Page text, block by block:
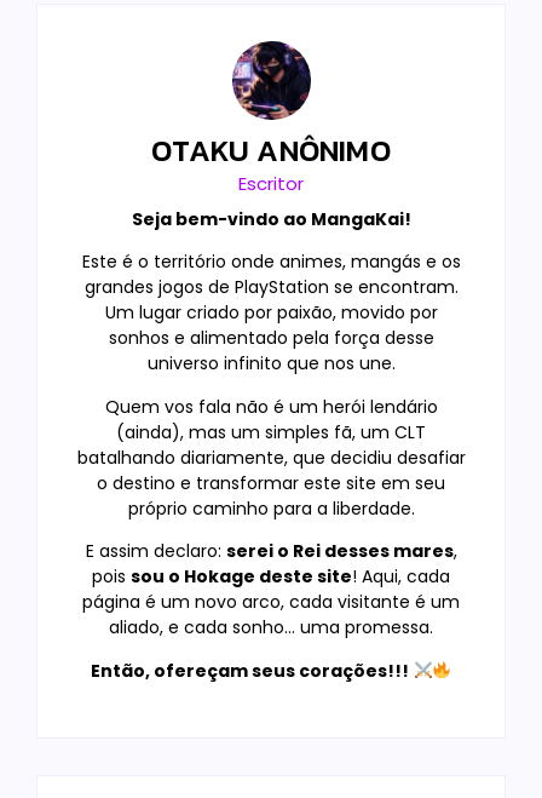
OTAKU ANÔNIMO
Escritor
Seja bem-vindo ao MangaKai!
Este é o território onde animes, mangás e os
grandes jogos de PlayStation se encontram.
Um lugar criado por paixão, movido por
sonhos e alimentado pela força desse
universo infinito que nos une.
Quem vos fala não é um herói lendário
(ainda), mas um simples fã, um CLT
batalhando diariamente, que decidiu desafiar
o destino e transformar este site em seu
próprio caminho para a liberdade.
E assim declaro: serei o Rei desses mares,
pois sou o Hokage deste site! Aqui, cada
página é um novo arco, cada visitante é um
aliado, e cada sonho… uma promessa.
Então, ofereçam seus corações!!!